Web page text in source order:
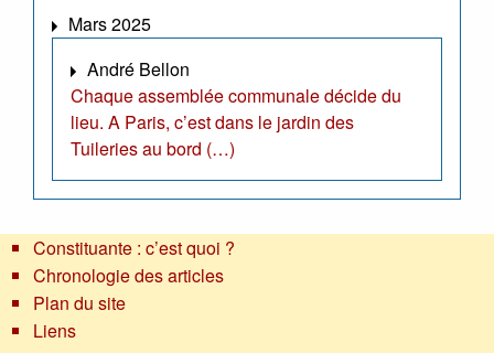
Mars 2025
André Bellon
Chaque assemblée communale décide du
lieu. A Paris, c’est dans le jardin des
Tuileries au bord (…)
Constituante : c’est quoi ?
Chronologie des articles
Plan du site
Liens